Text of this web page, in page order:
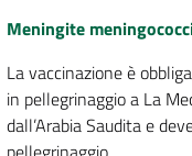
Meningite
La vaccinazione è
in pellegrinaggio a La
dall’Arabia Saudita e